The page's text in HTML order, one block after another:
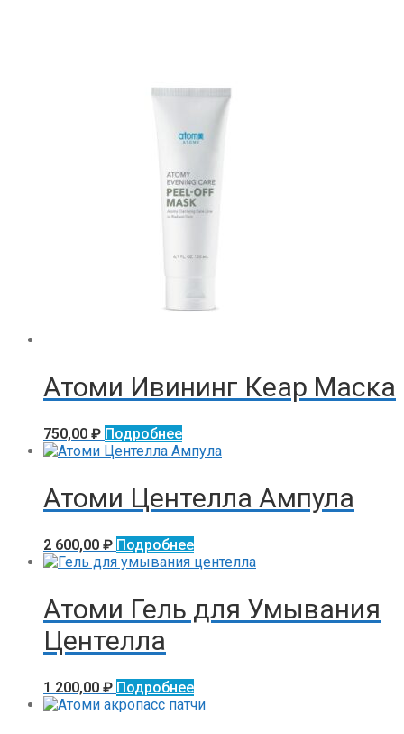
Атоми Ивининг Кеар Маска
750,00 ₽ Подробнее
Атоми Центелла Ампула
2 600,00 ₽ Подробнее
Атоми Гель для Умывания
Центелла
1 200,00 ₽ Подробнее